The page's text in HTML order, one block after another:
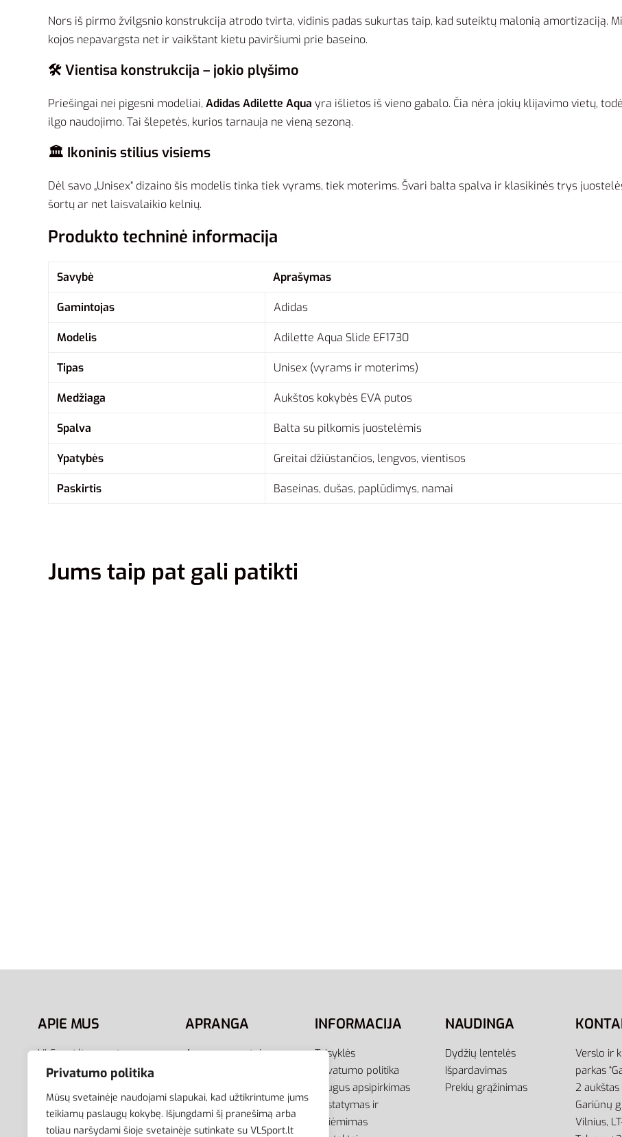
Privatumo politika
Mūsų svetainėje naudojami slapukai, kad užtikrintume jums
teikiamų paslaugų kokybę. Išjungdami šį pranešimą arba
toliau naršydami šioje svetainėje sutinkate su VLSport.lt
Nors iš pirmo žvilgsnio konstrukcija atrodo tvirta, vidinis padas sukurtas taip, kad suteiktų malonią amortizaciją.
kojos nepavargsta net ir vaikštant kietu paviršiumi prie baseino.
🛠️ Vientisa konstrukcija – jokio plyšimo
Priešingai nei pigesni modeliai, Adidas Adilette Aqua yra išlietos iš vieno gabalo. Čia nėra jokių klijavimo vietų,
ilgo naudojimo. Tai šlepetės, kurios tarnauja ne vieną sezoną.
🏛️ Ikoninis stilius visiems
Dėl savo „Unisex“ dizaino šis modelis tinka tiek vyrams, tiek moterims. Švari balta spalva ir klasikinės trys
šortų ar net laisvalaikio kelnių.
Produkto techninė informacija
Savybė Aprašymas
Gamintojas Adidas
Modelis Adilette Aqua Slide EF1730
Tipas Unisex (vyrams ir moterims)
Medžiaga Aukštos kokybės EVA putos
Spalva Balta su pilkomis juostelėmis
Ypatybės Greitai džiūstančios, lengvos, vientisos
Paskirtis Baseinas, dušas, paplūdimys, namai
Jums taip pat gali patikti
APIE MUS
VLSport.lt – sporto
aprangos ir aksesuarų
gyvenimo būdui. Čia rasite
aprangą visai šeimai –
APRANGA
Apranga sportui
Aksesuarai
Krepšiai
INFORMACIJA
Taisyklės
Privatumo politika
Saugus apsipirkimas
Pristatymas ir
atsiėmimas
NAUDINGA
Dydžių lentelės
Išpardavimas
Prekių grąžinimas
Verslo ir
parkas
2
Gariūnų
Vilnius,